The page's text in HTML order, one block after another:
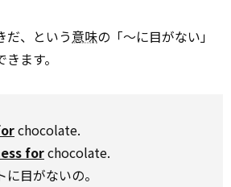
だ、という意味の「～に目がない」
ます。
chocolate.
forchocolate.
目がないの。